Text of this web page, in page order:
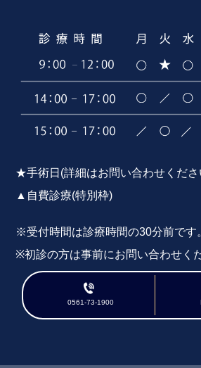
★手術日(詳細はお問い合わせくださ
▲自費診療(特別枠)
※受付時間は診療時間の30分前です
※初診の方は事前にお問い合わせく
※外来完全予
0561-73-1900